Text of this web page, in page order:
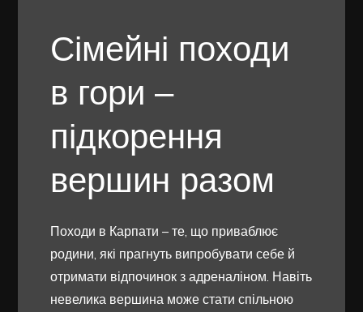
Сімейні походи
в гори –
підкорення
вершин разом
Походи в Карпати – те, що приваблює
родини, які прагнуть випробувати себе й
отримати відпочинок з адреналіном. Навіть
невелика вершина може стати спільною